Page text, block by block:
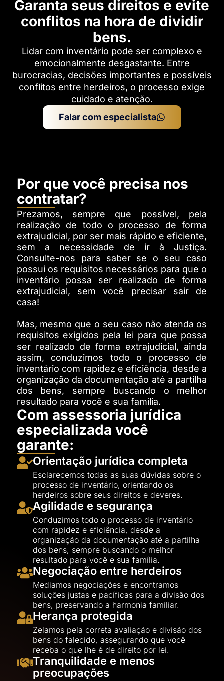
Garanta seus direitos e evite
conflitos na hora de dividir
bens​.
Lidar com inventário pode ser complexo e
emocionalmente desgastante. Entre
burocracias, decisões importantes e possíveis
conflitos entre herdeiros, o processo exige
cuidado e atenção.​
Falar com especialista
Por que você precisa nos
contratar?
Prezamos, sempre que possível, pela
realização de todo o processo de forma
extrajudicial, por ser mais rápido e eficiente,
sem a necessidade de ir à Justiça.
Consulte-nos para saber se o seu caso
possui os requisitos necessários para que o
inventário possa ser realizado de forma
extrajudicial, sem você precisar sair de
casa!
Mas, mesmo que o seu caso não atenda os
requisitos exigidos pela lei para que possa
ser realizado de forma extrajudicial, ainda
assim, conduzimos todo o processo de
inventário com rapidez e eficiência, desde a
organização da documentação até a partilha
dos bens, sempre buscando o melhor
resultado para você e sua família.
Com assessoria jurídica
especializada você
garante:
Orientação jurídica completa
Esclarecemos todas as suas dúvidas sobre o
processo de inventário, orientando os
herdeiros sobre seus direitos e deveres.
Agilidade e segurança
Conduzimos todo o processo de inventário
com rapidez e eficiência, desde a
organização da documentação até a partilha
dos bens, sempre buscando o melhor
resultado para você e sua família.
Negociação entre herdeiros
Mediamos negociações e encontramos
soluções justas e pacíficas para a divisão dos
bens, preservando a harmonia familiar.
Herança protegida
Zelamos pela correta avaliação e divisão dos
bens do falecido, assegurando que você
receba o que lhe é de direito por lei.
Tranquilidade e menos
preocupações